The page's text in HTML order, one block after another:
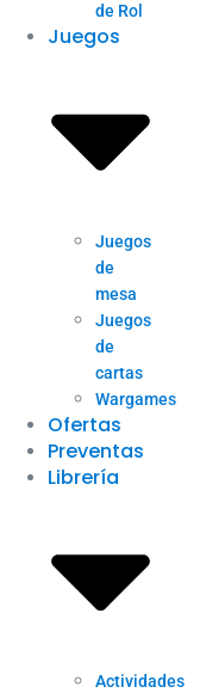
de Rol
Juegos
Juegos
de
mesa
Juegos
de
cartas
Wargames
Ofertas
Preventas
Librería
Actividades